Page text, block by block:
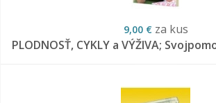
9,00 € za kus